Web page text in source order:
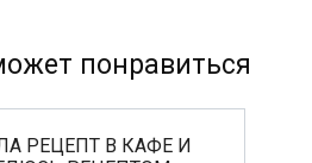
понравиться
РЕЦЕПТ В КАФЕ И